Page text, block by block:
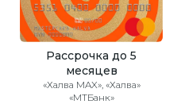
Рассрочка до 5
месяцев
«Халва MAX», «Халва»
«МТБанк»